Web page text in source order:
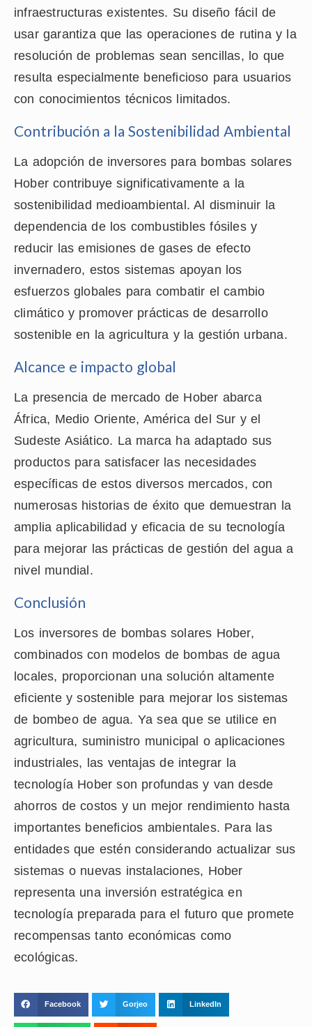
infraestructuras existentes. Su diseño fácil de
usar garantiza que las operaciones de rutina y la
resolución de problemas sean sencillas, lo que
resulta especialmente beneficioso para usuarios
con conocimientos técnicos limitados.
Contribución a la Sostenibilidad Ambiental
La adopción de inversores para bombas solares
Hober contribuye significativamente a la
sostenibilidad medioambiental. Al disminuir la
dependencia de los combustibles fósiles y
reducir las emisiones de gases de efecto
invernadero, estos sistemas apoyan los
esfuerzos globales para combatir el cambio
climático y promover prácticas de desarrollo
sostenible en la agricultura y la gestión urbana.
Alcance e impacto global
La presencia de mercado de Hober abarca
África, Medio Oriente, América del Sur y el
Sudeste Asiático. La marca ha adaptado sus
productos para satisfacer las necesidades
específicas de estos diversos mercados, con
numerosas historias de éxito que demuestran la
amplia aplicabilidad y eficacia de su tecnología
para mejorar las prácticas de gestión del agua a
nivel mundial.
Conclusión
Los inversores de bombas solares Hober,
combinados con modelos de bombas de agua
locales, proporcionan una solución altamente
eficiente y sostenible para mejorar los sistemas
de bombeo de agua. Ya sea que se utilice en
agricultura, suministro municipal o aplicaciones
industriales, las ventajas de integrar la
tecnología Hober son profundas y van desde
ahorros de costos y un mejor rendimiento hasta
importantes beneficios ambientales. Para las
entidades que estén considerando actualizar sus
sistemas o nuevas instalaciones, Hober
representa una inversión estratégica en
tecnología preparada para el futuro que promete
recompensas tanto económicas como
ecológicas.
Facebook Gorjeo LinkedIn